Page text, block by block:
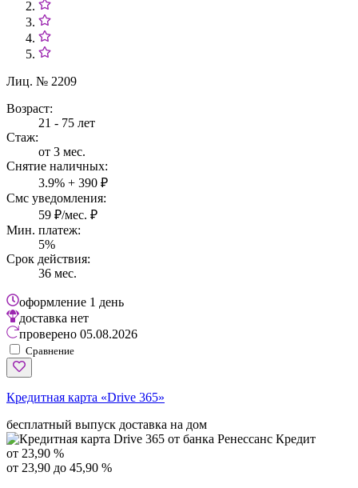
Лиц. № 2209
Возраст:
21 - 75 лет
Стаж:
от 3 мес.
Снятие наличных:
3.9% + 390 ₽
Смс уведомления:
59 ₽/мес. ₽
Мин. платеж:
5%
Срок действия:
36 мес.
оформление 1 день
доставка нет
проверено 05.08.2026
Сравнение
Кредитная карта «Drive 365»
бесплатный выпуск доставка на дом
от 23,90 %
от 23,90 до 45,90 %